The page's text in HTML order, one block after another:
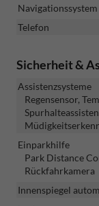
Navigationssystem
Telefon
Sicherheit &
Assistenzsysteme
Regensensor,
Einparkhilfe
Park Distance
Rückfahrkamera
Innenspiegel